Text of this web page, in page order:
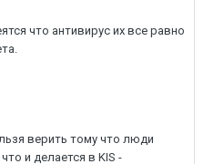
что антивирус их все равно
верить тому что люди
и делается в KIS -